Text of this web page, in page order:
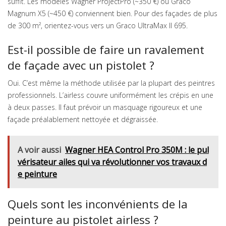
Magnum X5 (~450 €) conviennent bien. Pour des façades de plus
de 300 m², orientez-vous vers un Graco UltraMax II 695.
Est-il possible de faire un ravalement
de façade avec un pistolet ?
Oui. C’est même la méthode utilisée par la plupart des peintres
professionnels. L’airless couvre uniformément les crépis en une
à deux passes. Il faut prévoir un masquage rigoureux et une
façade préalablement nettoyée et dégraissée.
A voir aussi Wagner HEA Control Pro 350M : le pul
vérisateur ailes qui va révolutionner vos travaux d
e peinture
Quels sont les inconvénients de la
peinture au pistolet airless ?